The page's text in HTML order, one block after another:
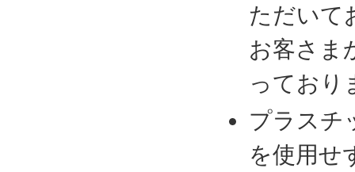
ただいて
お客さま
っており
プラスチ
を使用せ